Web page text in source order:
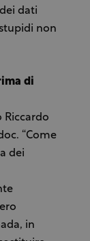
dati
non
di
Riccardo
“Come
dei
in